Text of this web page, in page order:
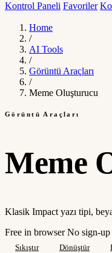
Kontrol Paneli Favoriler
Home
/
AI Tools
/
Görüntü Araçları
/
Meme Oluşturucu
Görüntü Araçları
Meme
Klasik Impact yazı tipi,
Free in browserNo sign-up
Sıkıştır Dönüştür